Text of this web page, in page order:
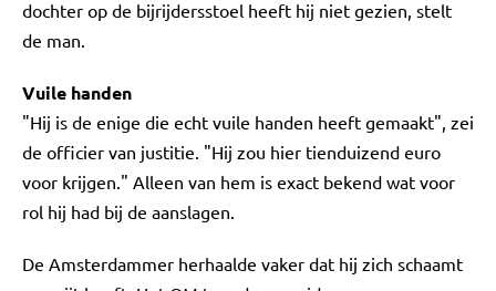
dochter op de bijrijdersstoel heeft hij niet gezien, stelt
de man.
Vuile handen
"Hij is de enige die echt vuile handen heeft gemaakt", zei
de officier van justitie. "Hij zou hier tienduizend euro
voor krijgen." Alleen van hem is exact bekend wat voor
rol hij had bij de aanslagen.
De Amsterdammer herhaalde vaker dat hij zich schaamt